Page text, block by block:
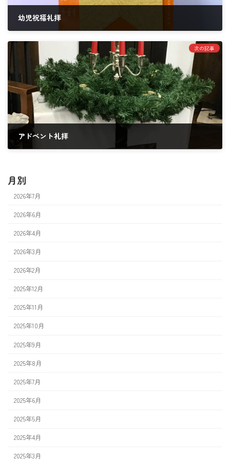
幼児祝福礼拝
次の記事
アドベント礼拝
月別
2026年7月
2026年6月
2026年4月
2026年3月
2026年2月
2025年12月
2025年11月
2025年10月
2025年9月
2025年8月
2025年7月
2025年6月
2025年5月
2025年4月
2025年3月